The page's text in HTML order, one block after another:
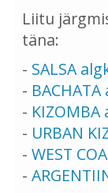
Liitu
täna:
- SALSA
-
-
- URBAN
- WEST
-